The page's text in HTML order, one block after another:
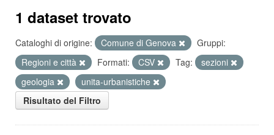
1 dataset trovato
Cataloghi di origine: Comune di Genova
Gruppi:
Regioni e città
Formati: CSV Tag:
sezioni
geologia
unita-urbanistiche
Risultato del Filtro